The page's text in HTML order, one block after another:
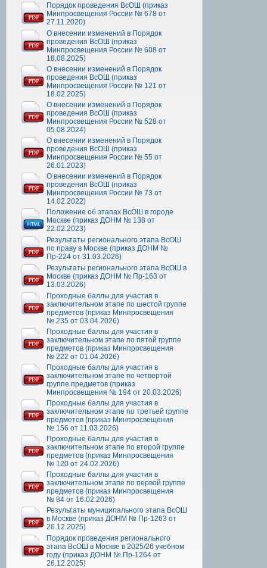
Порядок проведения ВсОШ (приказ
Минпросвещения России № 678 от
27.11.2020)
О внесении изменений в Порядок
проведения ВсОШ (приказ
Минпросвещения России № 608 от
18.08.2025)
О внесении изменений в Порядок
проведения ВсОШ (приказ
Минпросвещения России № 121 от
18.02.2025)
О внесении изменений в Порядок
проведения ВсОШ (приказ
Минпросвещения России № 528 от
05.08.2024)
О внесении изменений в Порядок
проведения ВсОШ (приказ
Минпросвещения России № 55 от
26.01.2023)
О внесении изменений в Порядок
проведения ВсОШ (приказ
Минпросвещения России № 73 от
14.02.2022)
Положение об этапах ВсОШ в городе
Москве (приказ ДОНМ № 138 от
22.02.2023)
Результаты регионального этапа ВсОШ
по праву в Москве (приказ ДОНМ №
Пр-224 от 31.03.2026)
Результаты регионального этапа ВсОШ в
Москве (приказ ДОНМ № Пр-163 от
13.03.2026)
Проходные баллы для участия в
заключительном этапе по шестой группе
предметов (приказ Минпросвещения
№ 235 от 03.04.2026)
Проходные баллы для участия в
заключительном этапе по пятой группе
предметов (приказ Минпросвещения
№ 222 от 01.04.2026)
Проходные баллы для участия в
заключительном этапе по четвертой
группе предметов (приказ
Минпросвещения № 194 от 20.03.2026)
Проходные баллы для участия в
заключительном этапе по третьей группе
предметов (приказ Минпросвещения
№ 156 от 11.03.2026)
Проходные баллы для участия в
заключительном этапе по второй группе
предметов (приказ Минпросвещения
№ 120 от 24.02.2026)
Проходные баллы для участия в
заключительном этапе по первой группе
предметов (приказ Минпросвещения
№ 84 от 16.02.2026)
Результаты муниципального этапа ВсОШ
в Москве (приказ ДОНМ № Пр-1263 от
26.12.2025)
Порядок проведения регионального
этапа ВсОШ в Москве в 2025/26 учебном
году (приказ ДОНМ № Пр-1264 от
26.12.2025)